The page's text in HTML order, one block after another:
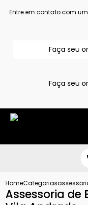
Entre em contato com
Faça seu
Faça seu
HomeCategorias
Assessoria de